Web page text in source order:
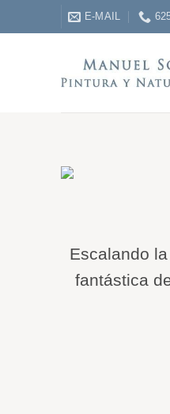
E-MAIL
Escalando
fantástica